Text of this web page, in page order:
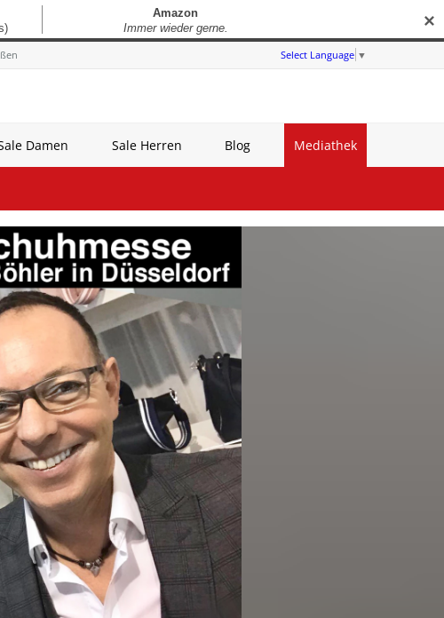
Select Language ▼
Damen Sale Herren Blog Mediathek
✕